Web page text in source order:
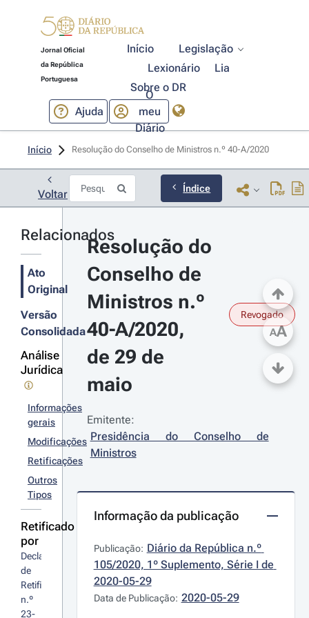
Jornal Oficial
da República
Portuguesa
Início
Legislação
Lexionário
Lia
Sobre o DR
Ajuda
O
meu
Diário
Início Resolução do Conselho de Ministros n.º 40-A/2020
Voltar Índice
Relacionados
Ato
Original
Versão
Consolidada
Análise
Jurídica
Informações
gerais
Modificações
Retificações
Outros
Tipos
Retificado
por
Declaração
de
Retificação
n.º
23-
Resolução do
Conselho de
Ministros n.º
40-A/2020,
de 29 de
maio
Revogado
Emitente:
Presidência do Conselho de
Ministros
Informação da publicação
Publicação: Diário da República n.º
105/2020, 1º Suplemento, Série I de
2020-05-29
Data de Publicação: 2020-05-29
AA